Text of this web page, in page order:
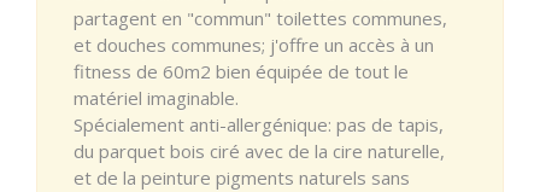
partagent en "commun" toilettes communes,
et douches communes; j'offre un accès à un
fitness de 60m2 bien équipée de tout le
matériel imaginable.
Spécialement anti-allergénique: pas de tapis,
du parquet bois ciré avec de la cire naturelle,
et de la peinture pigments naturels sans